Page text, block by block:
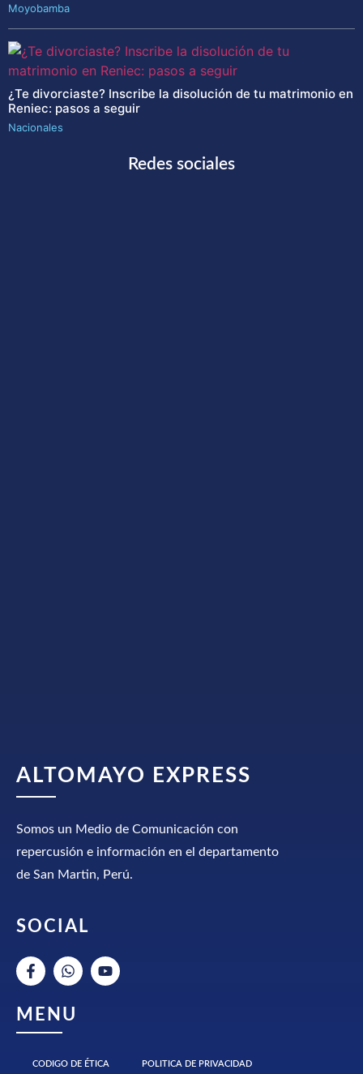
Moyobamba
¿Te divorciaste? Inscribe la disolución de tu matrimonio en
Reniec: pasos a seguir
Nacionales
Redes sociales
ALTOMAYO EXPRESS
Somos un Medio de Comunicación con
repercusión e información en el departamento
de San Martin, Perú.
SOCIAL
MENU
CODIGO DE ÉTICA POLITICA DE PRIVACIDAD